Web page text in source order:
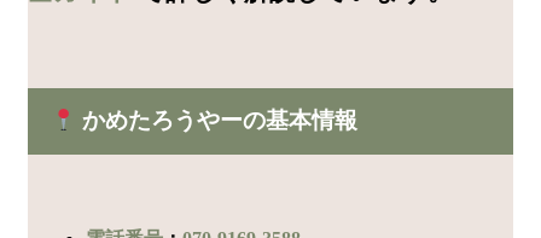
かめたろうやーの基本情報